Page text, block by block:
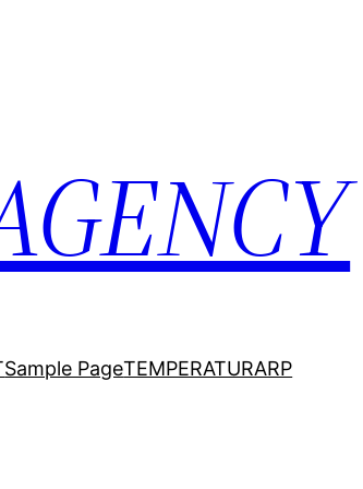
Sample PageTEMPERATURARP